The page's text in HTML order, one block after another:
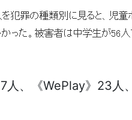
、《WePlay》23人